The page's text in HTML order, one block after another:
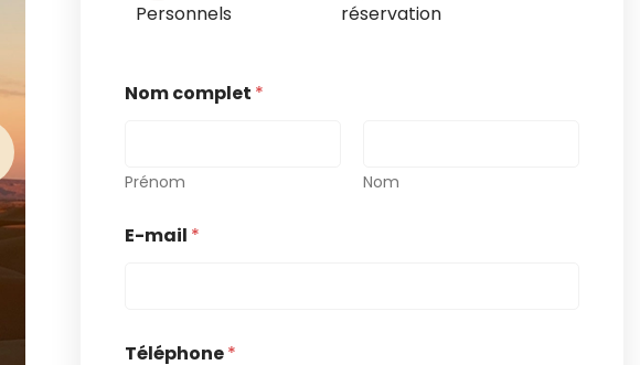
Personnels
réservation
Nom complet *
Prénom Nom
E-mail *
Téléphone*